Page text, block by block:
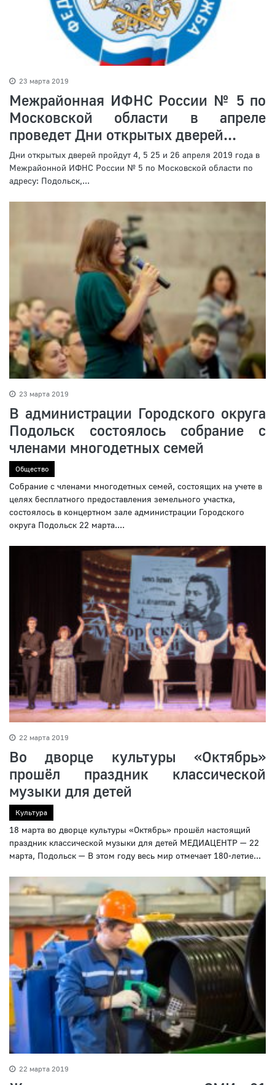
23 марта 2019
Межрайонная ИФНС России № 5 по
Московской области в апреле
проведет Дни открытых дверей...
Дни открытых дверей пройдут 4, 5 25 и 26 апреля 2019 года в
Межрайонной ИФНС России № 5 по Московской области по
адресу: Подольск,...
23 марта 2019
В администрации Городского округа
Подольск состоялось собрание с
членами многодетных семей
Общество
Собрание с членами многодетных семей, состоящих на учете в
целях бесплатного предоставления земельного участка,
состоялось в концертном зале администрации Городского
округа Подольск 22 марта....
22 марта 2019
Во дворце культуры «Октябрь»
прошёл праздник классической
музыки для детей
Культура
18 марта во дворце культуры «Октябрь» прошёл настоящий
праздник классической музыки для детей МЕДИАЦЕНТР — 22
марта, Подольск — В этом году весь мир отмечает 180-летие...
22 марта 2019